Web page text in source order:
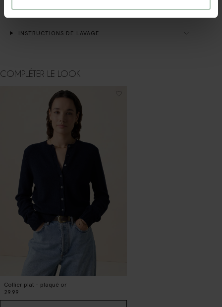
INSTRUCTIONS DE LAVAGE
COMPLÉTER LE LOOK
Collier plat - plaqué or
29.99